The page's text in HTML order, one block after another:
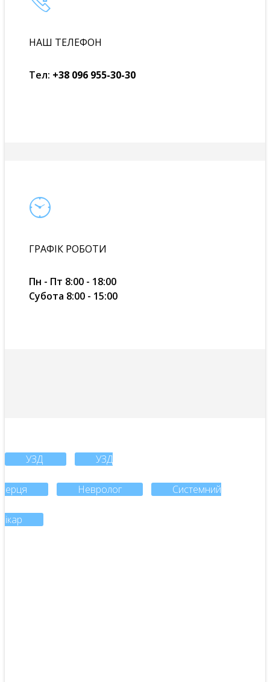
НАШ ТЕЛЕФОН
Тел: +38 096 955-30-30
ГРАФІК РОБОТИ
Пн - Пт 8:00 - 18:00
Субота 8:00 - 15:00
УЗД УЗД
серця Невролог Системний
лікар